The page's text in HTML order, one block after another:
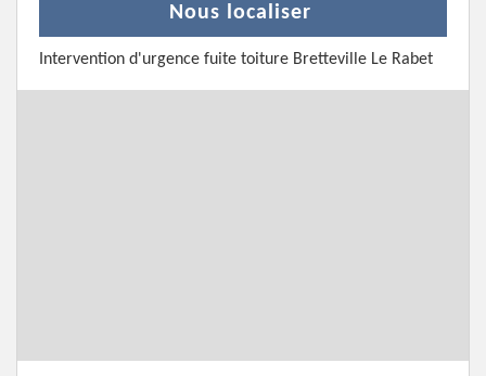
Nous localiser
Intervention d'urgence fuite toiture Bretteville Le Rabet